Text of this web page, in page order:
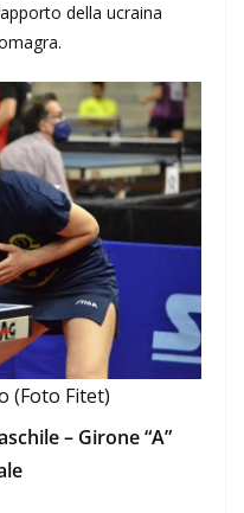
della ucraina
(Foto Fitet)
– Girone “A”